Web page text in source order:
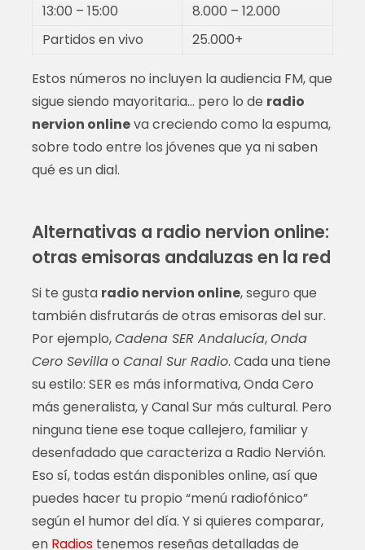
13:00 – 15:00
8.000 – 12.000
Partidos en vivo
25.000+
Estos números no incluyen la audiencia FM, que
sigue siendo mayoritaria… pero lo de radio
nervion onlineva creciendo como la espuma,
sobre todo entre los jóvenes que ya ni saben
qué es un dial.
Alternativas a radio nervion online:
otras emisoras andaluzas en la red
Si te gusta radio nervion online, seguro que
también disfrutarás de otras emisoras del sur.
Por ejemplo,Cadena SER Andalucía,Onda
Cero Sevillao Canal Sur Radio. Cada una tiene
su estilo: SER es más informativa, Onda Cero
más generalista, y Canal Sur más cultural. Pero
ninguna tiene ese toque callejero, familiar y
desenfadado que caracteriza a Radio Nervión.
Eso sí, todas están disponibles online, así que
puedes hacer tu propio “menú radiofónico”
según el humor del día. Y si quieres comparar,
en Radiostenemos reseñas detalladas de